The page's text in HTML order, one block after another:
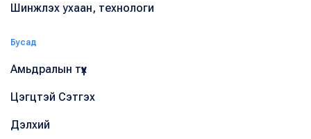
Шинжлэх ухаан, технологи
Бусад
Амьдралын түүх
Цэгцтэй Сэтгэх
Дэлхий